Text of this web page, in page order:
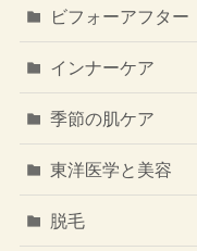
ビフォーアフター
インナーケア
季節の肌ケア
東洋医学と美容
脱毛